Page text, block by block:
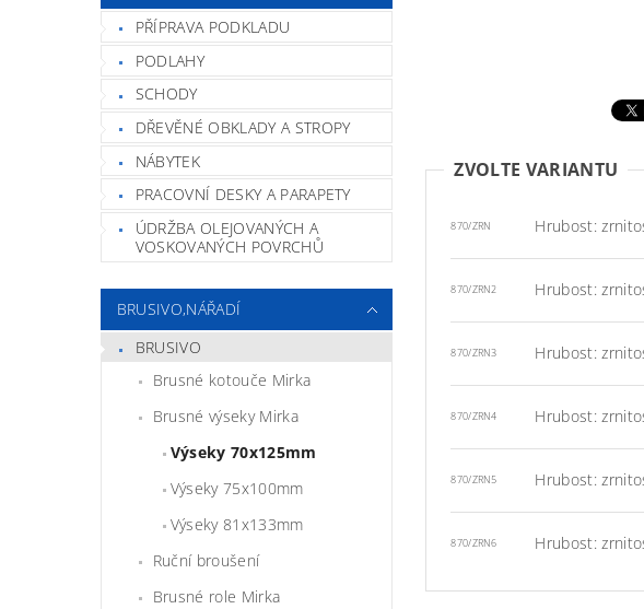
PŘÍPRAVA PODKLADU
PODLAHY
SCHODY
DŘEVĚNÉ OBKLADY A STROPY
NÁBYTEK
PRACOVNÍ DESKY A PARAPETY
ÚDRŽBA OLEJOVANÝCH A
VOSKOVANÝCH POVRCHŮ
BRUSIVO,NÁŘADÍ
BRUSIVO
Brusné kotouče Mirka
Brusné výseky Mirka
Výseky 70x125mm
Výseky 75x100mm
Výseky 81x133mm
Ruční broušení
Brusné role Mirka
ZVOLTE VARIANTU
870/ZRN Hrubost:
870/ZRN2 Hrubost:
870/ZRN3 Hrubost:
870/ZRN4 Hrubost:
870/ZRN5 Hrubost:
870/ZRN6 Hrubost: